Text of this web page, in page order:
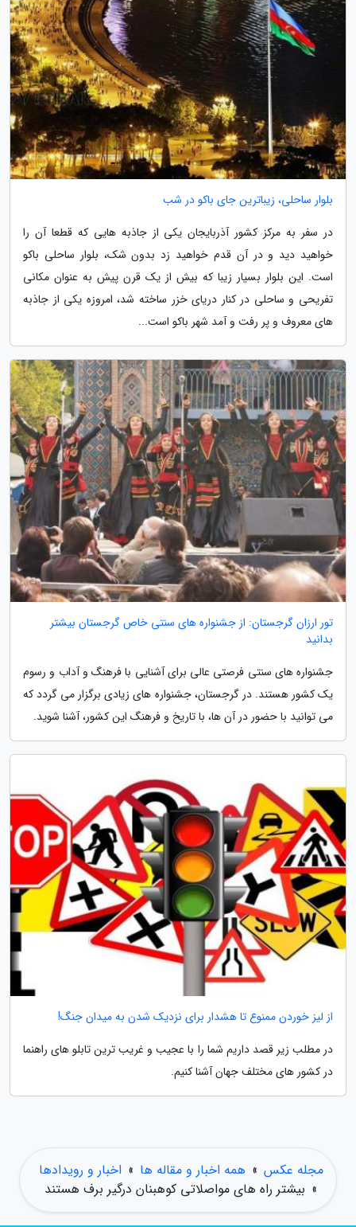
بلوار ساحلی، زیباترین جای باکو در شب
در سفر به مرکز کشور آذربایجان یکی از جاذبه هایی که قطعا آن را
خواهید دید و در آن قدم خواهید زد بدون شک، بلوار ساحلی باکو
است. این بلوار بسیار زیبا که بیش از یک قرن پیش به عنوان مکانی
تفریحی و ساحلی در کنار دریای خزر ساخته شد، امروزه یکی از جاذبه
های معروف و پر رفت و آمد شهر باکو است...
تور ارزان گرجستان: از جشنواره های سنتی خاص گرجستان بیشتر
بدانید
جشنواره های سنتی فرصتی عالی برای آشنایی با فرهنگ و آداب و رسوم
یک کشور هستند. در گرجستان، جشنواره های زیادی برگزار می گردد که
می توانید با حضور در آن ها، با تاریخ و فرهنگ این کشور، آشنا شوید.
از لیز خوردن ممنوع تا هشدار برای نزدیک شدن به میدان جنگ!
در مطلب زیر قصد داریم شما را با عجیب و غریب ترین تابلو های راهنما
در کشور های مختلف جهان آشنا کنیم.
مجله عکس » همه اخبار و مقاله ها » اخبار و رویدادها
» بیشتر راه های مواصلاتی کوهبنان درگیر برف هستند